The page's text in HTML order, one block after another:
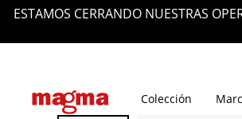
ESTAMOS CERRANDO NUESTRAS
Colección